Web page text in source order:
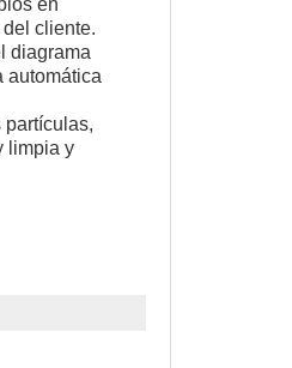
en
cliente.
diagrama
automática
partículas,
limpia y